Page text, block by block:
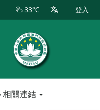
33°C 登入
相關連結